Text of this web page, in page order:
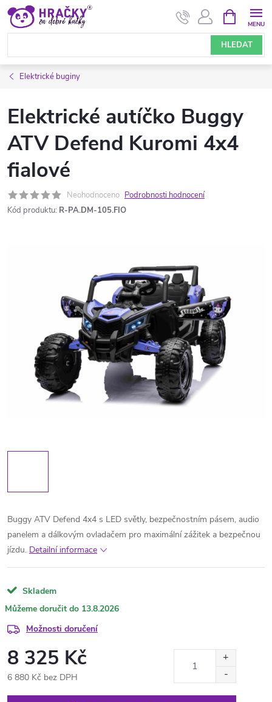
Přejít
obsah
HLEDAT
NÁKUPNÍ
KOŠÍK
Elektrické buginy
Elektrické autíčko Buggy
ATV Defend Kuromi 4x4
fialové
Neohodnoceno Podrobnosti hodnocení
Kód produktu: R-PA.DM-105.FIO
Buggy ATV Defend 4x4 s LED světly, bezpečnostním pásem, audio
panelem a dálkovým ovladačem pro maximální zážitek a bezpečnou
jízdu. Detailní informace
Skladem
13.8.2026
Možnosti doručení
8 325 Kč
6 880 Kč bez DPH